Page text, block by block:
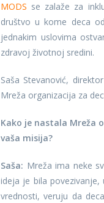
MODS se zalaže za
društvo u kome deca
jednakim uslovima
zdravoj životnoj sredini.
Saša Stevanović,
Mreža organizacija za
Kako je nastala Mreža
vaša misija?
Saša: Mreža ima neke
ideja je bila
vrednosti, veruju da